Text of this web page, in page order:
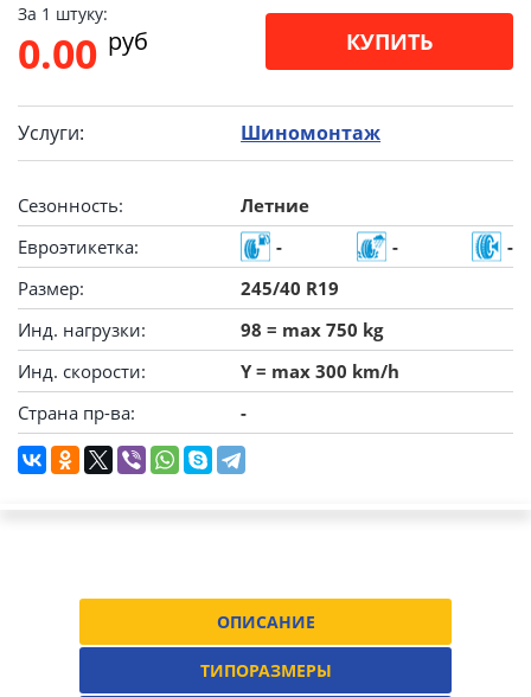
За 1 штуку:
0.00 pуб КУПИТЬ
Услуги: Шиномонтаж
Сезонность:
Летние
Евроэтикетка:
- -
-
Размер:
245/40 R19
Инд. нагрузки:
98 = max 750 kg
Инд. скорости:
Y = max 300 km/h
Страна пр-ва:
-
ОПИСАНИЕ
ТИПОРАЗМЕРЫ